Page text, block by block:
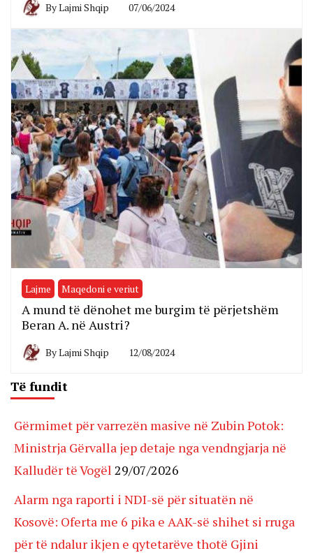
ByLajmi Shqip 07/06/2024
Lajme Maqedoni e veriut
A mund të dënohet me burgim të përjetshëm
Beran A. në Austri?
ByLajmi Shqip 12/08/2024
Të fundit
Gërmimet për varrezën masive në Zubin Potok:
Ministrja Gërvalla jep detaje nga vendngjarja në
Kalludër të Vogël 29/07/2026
Alarm nga raporti i NDI-së për situatën në
Kosovë: Oferta me 6 pika e AAK-së shihet si rruga
për të ndalur ikjen e qytetarëve thotë Gjini